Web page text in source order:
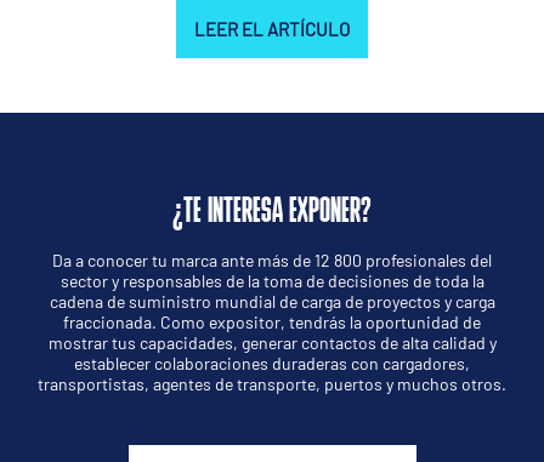
LEER EL ARTÍCULO
¿TE INTERESA EXPONER?
Da a conocer tu marca ante más de 12 800 profesionales del
sector y responsables de la toma de decisiones de toda la
cadena de suministro mundial de carga de proyectos y carga
fraccionada. Como expositor, tendrás la oportunidad de
mostrar tus capacidades, generar contactos de alta calidad y
establecer colaboraciones duraderas con cargadores,
transportistas, agentes de transporte, puertos y muchos otros.